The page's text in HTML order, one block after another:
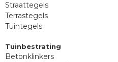
Straattegels
Terrastegels
Tuintegels
Tuinbestrating
Betonklinkers